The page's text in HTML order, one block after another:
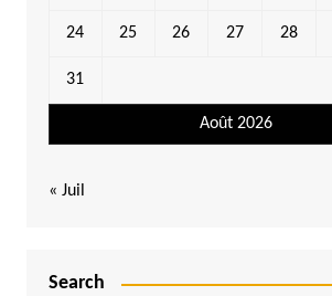
Août 2026
24 25 26 27 28
31
« Juil
Search